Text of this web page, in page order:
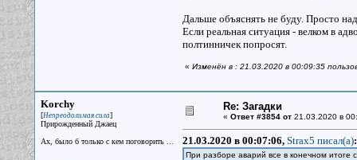
Дальше объяснять не буду. Просто
Если реальная ситуация - велком в
полтинничек попросят.
« Изменён в : 21.03.2020 в 00:09:35
Korchy
[Непреодолимая сила]
Прирожденный Джаец
Ах, было б только с кем поговорить ...
Re: Загадки
« Ответ #3854 от21.03.2020 в
21.03.2020 в 00:07:06, Strax5 писал(a):
При разборе аварий все в конечном итоге